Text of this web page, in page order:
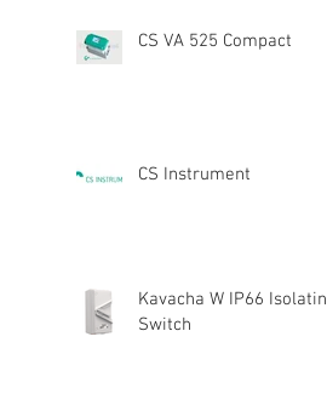
CS VA 525 Compact
CS Instrument
Kavacha W IP66 Isolating
Switch